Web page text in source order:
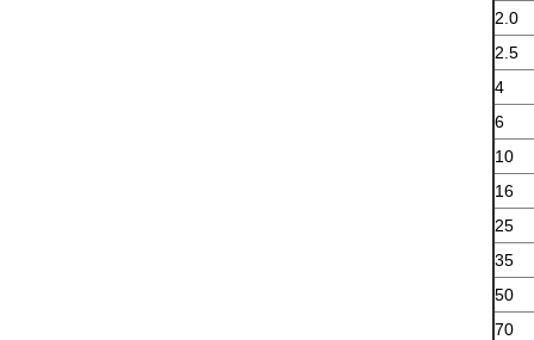
2.0
2.5
4
6
10
16
25
35
50
70